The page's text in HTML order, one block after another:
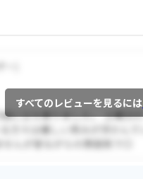
すべてのレビューを見るには